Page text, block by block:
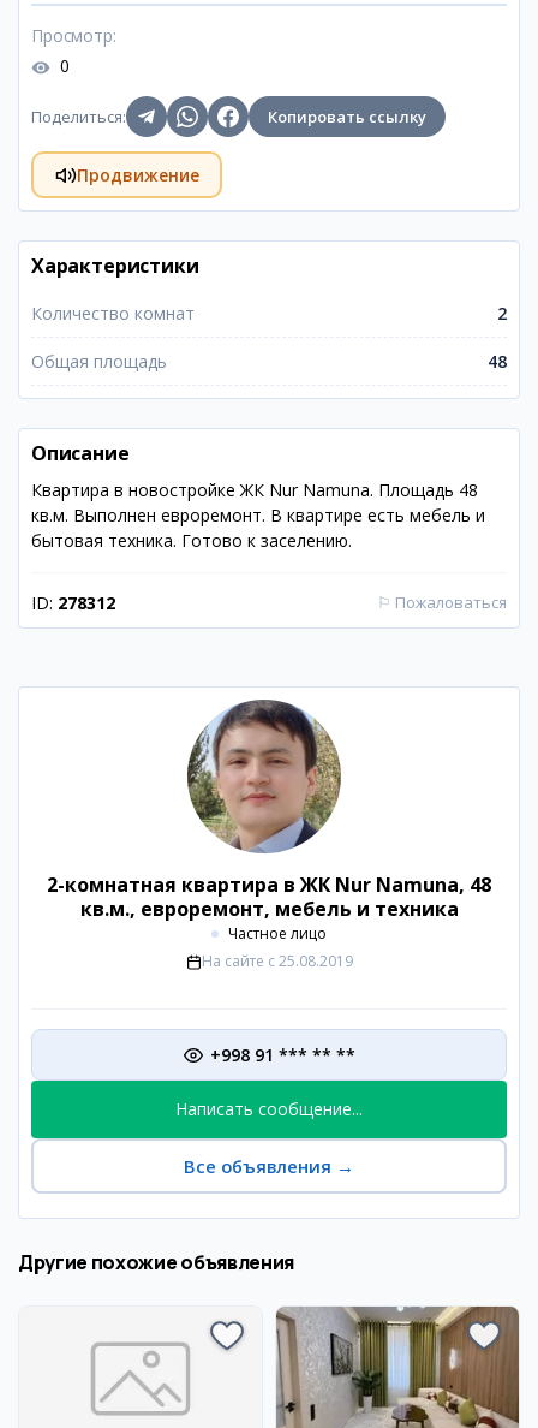
Просмотр:
0
Поделиться: Копировать ссылку
Продвижение
Характеристики
Количество комнат 2
Общая площадь 48
Описание
Квартира в новостройке ЖК Nur Namuna. Площадь 48
кв.м. Выполнен евроремонт. В квартире есть мебель и
бытовая техника. Готово к заселению.
ID: 278312 ⚐ Пожаловаться
2-комнатная квартира в ЖК Nur Namuna, 48
кв.м., евроремонт, мебель и техника
Частное лицо
На сайте с 25.08.2019
+998 91 *** ** **
Написать сообщение...
Все объявления →
Другие похожие объявления